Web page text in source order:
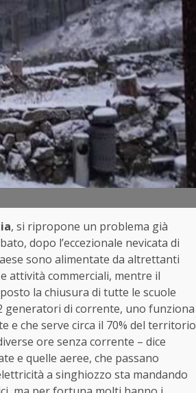
, si ripropone un problema già
dopo l’eccezionale nevicata di
sono alimentate da altrettanti
attività commerciali, mentre il
la chiusura di tutte le scuole
generatori di corrente, uno funziona
e che serve circa il 70% del territorio
ore senza corrente – dice
e quelle aeree, che passano
a singhiozzo sta mandando